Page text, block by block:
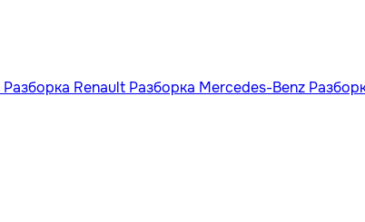
Разборка Renault Разборка Mercedes-Benz